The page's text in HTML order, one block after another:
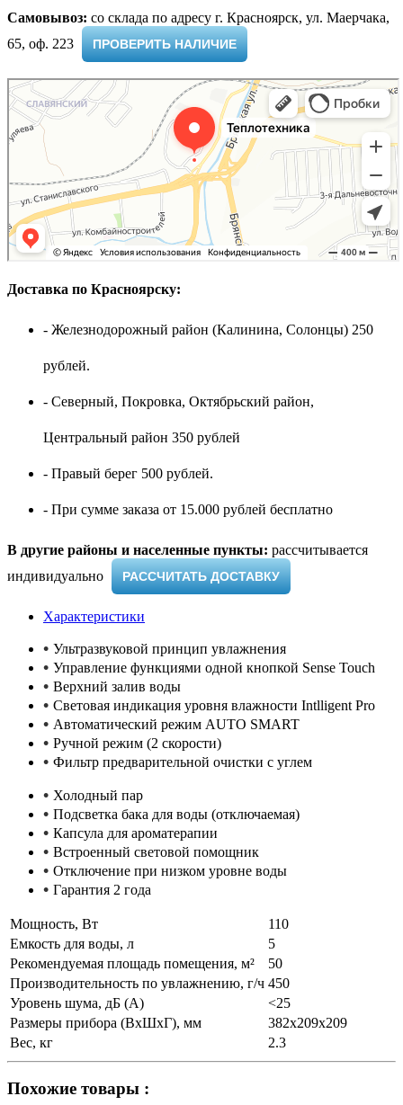
Самовывоз: cо склада по адресу г. Красноярск, ул. Маерчака,
65, оф. 223 ​
ПРОВЕРИТЬ НАЛИЧИЕ
Доставка по Красноярску:
- Железнодорожный район (Калинина, Солонцы) 250
рублей.
- Северный, Покровка, Октябрьский район,
Центральный район 350 рублей
- Правый берег 500 рублей.
- При сумме заказа от 15.000 рублей бесплатно
В другие районы и населенные пункты: рассчитывается
индивидуально ​
РАССЧИТАТЬ ДОСТАВКУ
Характеристики
• Ультразвуковой принцип увлажнения
• Управление функциями одной кнопкой Sense Touch
• Верхний залив воды
• Световая индикация уровня влажности Intlligent Pro
• Автоматический режим AUTO SMART
• Ручной режим (2 скорости)
• Фильтр предварительной очистки с углем
• Холодный пар
• Подсветка бака для воды (отключаемая)
• Капсула для ароматерапии
• Встроенный световой помощник
• Отключение при низком уровне воды
• Гарантия 2 года
Мощность, Вт
110
Емкость для воды, л
5
Рекомендуемая площадь помещения, м²
50
Производительность по увлажнению, г/ч 450
Уровень шума, дБ (А)
<25
Размеры прибора (ВхШхГ), мм
382х209х209
Вес, кг
2.3
Похожие товары :